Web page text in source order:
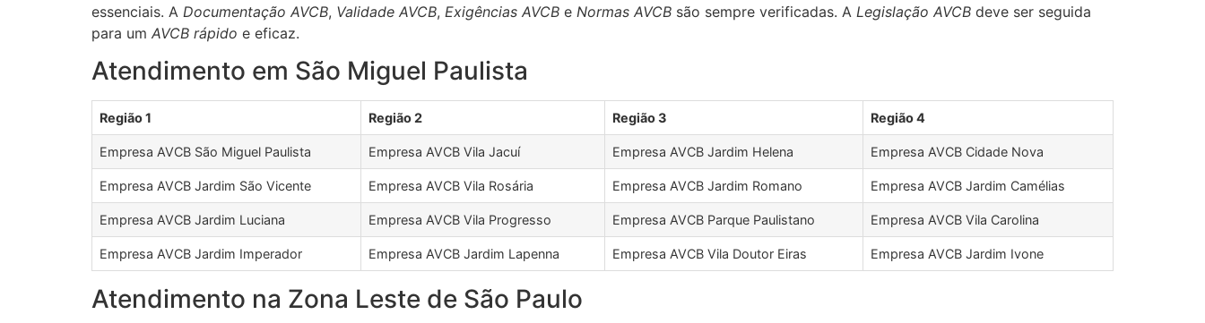
essenciais. A Documentação AVCB, Validade AVCB, Exigências AVCB e Normas AVCB são sempre verificadas. A Legislação AVCB deve ser seguida
para um AVCB rápido e eficaz.
Atendimento em São Miguel Paulista
Região 1 Região 2 Região 3 Região 4
Empresa AVCB São Miguel Paulista Empresa AVCB Vila Jacuí Empresa AVCB Jardim Helena Empresa AVCB Cidade Nova
Empresa AVCB Jardim São Vicente Empresa AVCB Vila Rosária Empresa AVCB Jardim Romano Empresa AVCB Jardim Camélias
Empresa AVCB Jardim Luciana Empresa AVCB Vila Progresso Empresa AVCB Parque Paulistano Empresa AVCB Vila Carolina
Empresa AVCB Jardim Imperador Empresa AVCB Jardim Lapenna Empresa AVCB Vila Doutor Eiras Empresa AVCB Jardim Ivone
Atendimento na Zona Leste de São Paulo